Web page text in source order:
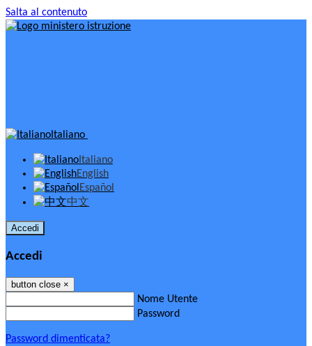
Salta al contenuto
Italiano
Italiano
English
Español
中文
Accedi
Accedi
button close ×
Nome Utente
Password
Password dimenticata?